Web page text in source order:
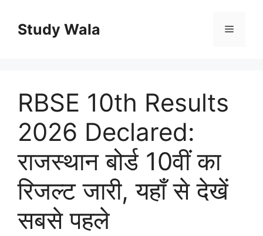
contentStudy Wala Menu
RBSE 10th Results
2026 Declared:
राजस्थान बोर्ड 10वीं का
रिजल्ट जारी, यहाँ से देखें
सबसे पहले